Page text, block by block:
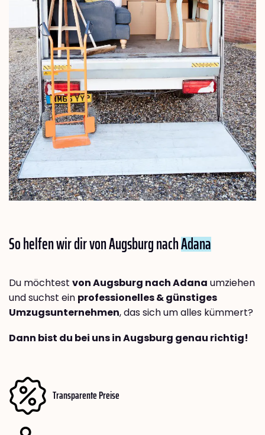
So helfen wir dir von Augsburg nachAdana
Du möchtest von Augsburg nach Adana umziehen
und suchst ein professionelles & günstiges
Umzugsunternehmen, das sich um alles kümmert?
Dann bist du bei uns in Augsburg genau richtig!
Transparente Preise